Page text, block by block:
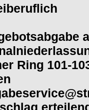
Ring 101-